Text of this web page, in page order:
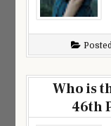
Who is
46th